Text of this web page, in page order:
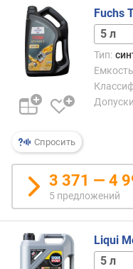
п
о
п
о
у
л
р
н
с
о
т
Спросить
Fuchs
1 л 20 л
Тип:
3 371 — 4
5 предложений
Liqui
1 л